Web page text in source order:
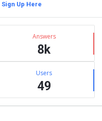
Sign Up Here
Answers
8k
Users
49